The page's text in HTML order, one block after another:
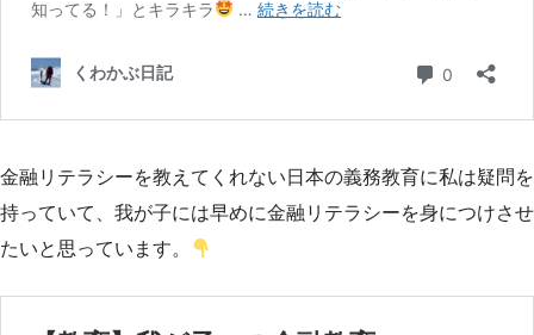
金融リテラシーを教えてくれない日本の義務教育に私は疑問を
持っていて、我が子には早めに金融リテラシーを身につけさせ
たいと思っています。